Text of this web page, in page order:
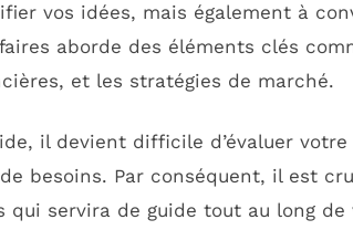
vos idées, mais également à
aborde des éléments clés
et les stratégies de marché.
il devient difficile d’évaluer votre
besoins. Par conséquent, il est
qui servira de guide tout au long